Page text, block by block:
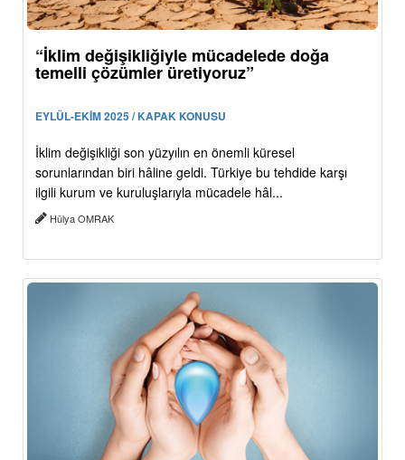
“İklim değişikliğiyle mücadelede doğa
temelli çözümler üretiyoruz”
EYLÜL-EKİM 2025 / KAPAK KONUSU
İklim değişikliği son yüzyılın en önemli küresel
sorunlarından biri hâline geldi. Türkiye bu tehdide karşı
ilgili kurum ve kuruluşlarıyla mücadele hâl...
Hülya OMRAK